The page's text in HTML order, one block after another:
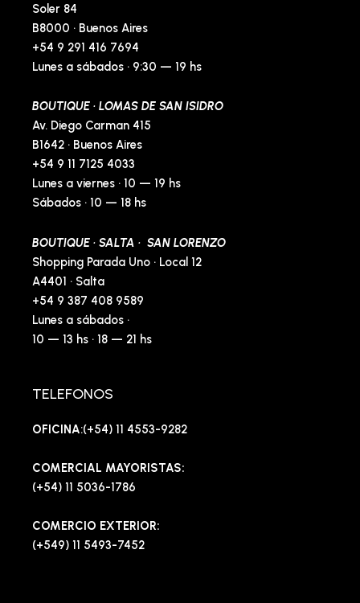
Soler 84
B8000 · Buenos Aires
+54 9 291 416 7694
Lunes a sábados · 9:30 — 19 hs
BOUTIQUE · LOMAS DE SAN ISIDRO
Av. Diego Carman 415
B1642 · Buenos Aires
+54 9 11 7125 4033
Lunes a viernes · 10 — 19 hs
Sábados · 10 — 18 hs
BOUTIQUE · SALTA · SAN LORENZO
Shopping Parada Uno · Local 12
A4401 · Salta
+54 9 387 408 9589
Lunes a sábados ·
10 — 13 hs · 18 — 21 hs
TELEFONOS
OFICINA:(+54) 11 4553-9282
COMERCIAL MAYORISTAS:
(+54) 11 5036-1786
COMERCIO EXTERIOR:
(+549) 11 5493-7452